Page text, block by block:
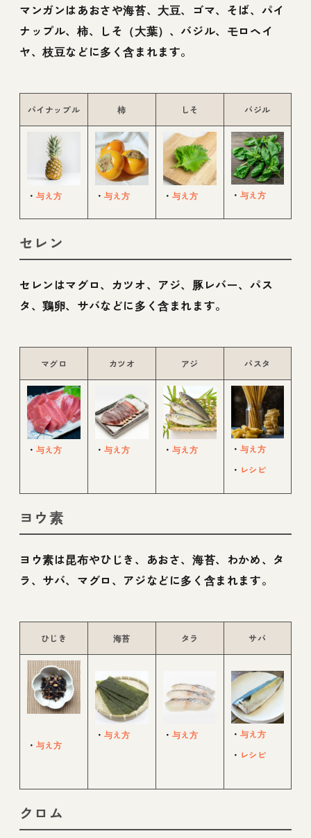
マンガンはあおさや海苔、大豆、ゴマ、そば、パイ
ナップル、柿、しそ（大葉）、バジル、モロヘイ
ヤ、枝豆などに多く含まれます。
パイナップル 柿 しそ バジル
・ 与え方 ・ 与え方 ・ 与え方 ・ 与え方
セレン
セレンはマグロ、カツオ、アジ、豚レバー、パス
タ、鶏卵、サバなどに多く含まれます。
マグロ カツオ アジ パスタ
・ 与え方 ・ 与え方 ・ 与え方 ・ 与え方
・ レシピ
ヨウ素
ヨウ素は昆布やひじき、あおさ、海苔、わかめ、タ
ラ、サバ、マグロ、アジなどに多く含まれます。
ひじき 海苔 タラ サバ
・ 与え方
・ 与え方 ・ 与え方 ・ 与え方
・ レシピ
クロム